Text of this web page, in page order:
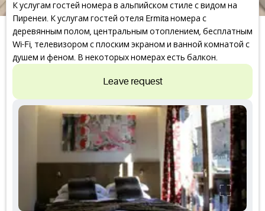
К услугам гостей номера в альпийском стиле с видом на
Пиренеи. К услугам гостей отеля Ermita номера с
деревянным полом, центральным отоплением, бесплатным
Wi-Fi, телевизором с плоским экраном и ванной комнатой с
душем и феном. В некоторых номерах есть балкон.
Leave request